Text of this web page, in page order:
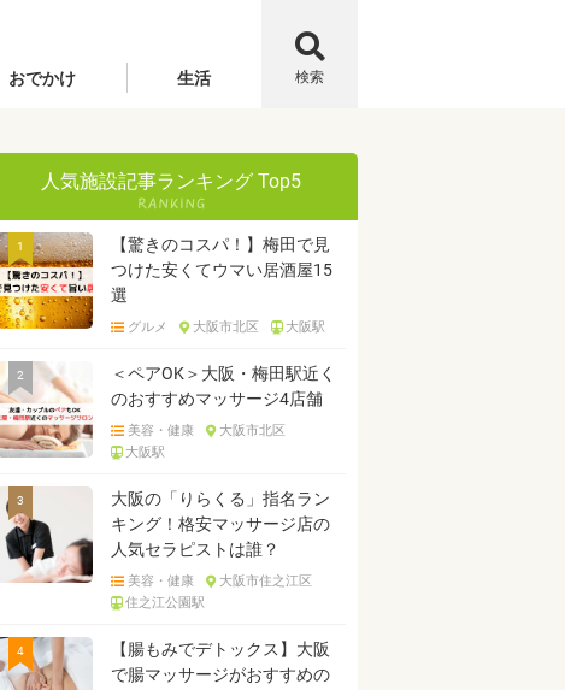
おでかけ 生活 検索
人気施設記事ランキング Top5
1
【驚きのコスパ！】梅田で見
つけた安くてウマい居酒屋15
選
グルメ 大阪市北区 大阪駅
2
＜ペアOK＞大阪・梅田駅近く
のおすすめマッサージ4店舗
美容・健康
大阪市北区
大阪駅
3
大阪の「りらくる」指名ラン
キング！格安マッサージ店の
人気セラピストは誰？
美容・健康
大阪市住之江区
住之江公園駅
4
【腸もみでデトックス】大阪
で腸マッサージがおすすめの